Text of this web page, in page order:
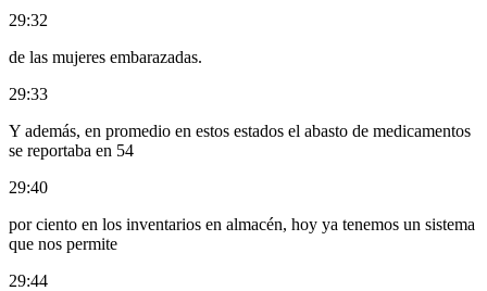
29:32
de las mujeres embarazadas.
29:33
Y además, en promedio en estos estados el abasto de medicamentos
se reportaba en 54
29:40
por ciento en los inventarios en almacén, hoy ya tenemos un sistema
que nos permite
29:44